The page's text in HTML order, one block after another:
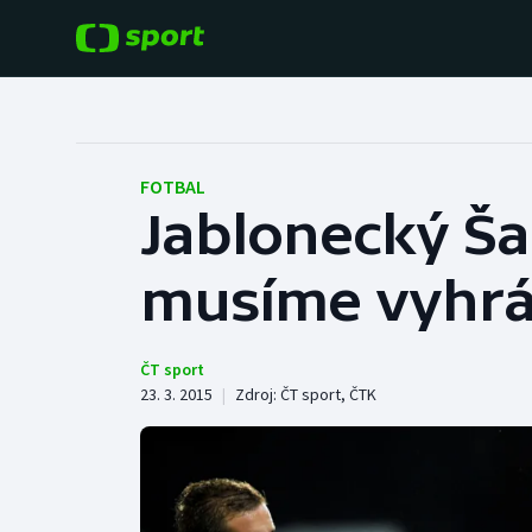
Hokej
Tenis
Cyklistika
Baseball a softbal
Basketbal
Boby a skeleton
FOTBAL
Jablonecký
musíme
ČT sport
23. 3. 2015 | Zdroj: ČT sport, ČTK